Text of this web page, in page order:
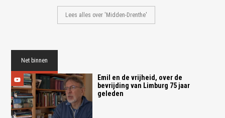
Lees alles over 'Midden-Drenthe'
Net binnen
Emil en de vrijheid, over de
bevrijding van Limburg 75 jaar
geleden